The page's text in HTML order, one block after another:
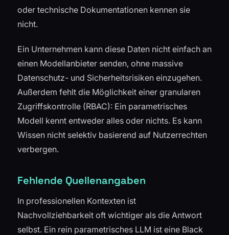
oder technische Dokumentationen kennen sie
nicht.
Ein Unternehmen kann diese Daten nicht einfach an
einen Modellanbieter senden, ohne massive
Datenschutz- und Sicherheitsrisiken einzugehen.
Außerdem fehlt die Möglichkeit einer granularen
Zugriffskontrolle (RBAC): Ein parametrisches
Modell kennt entweder alles oder nichts. Es kann
Wissen nicht selektiv basierend auf Nutzerrechten
verbergen.
Fehlende Quellenangaben
In professionellen Kontexten ist
Nachvollziehbarkeit oft wichtiger als die Antwort
selbst. Ein rein parametrisches LLM ist eine Black